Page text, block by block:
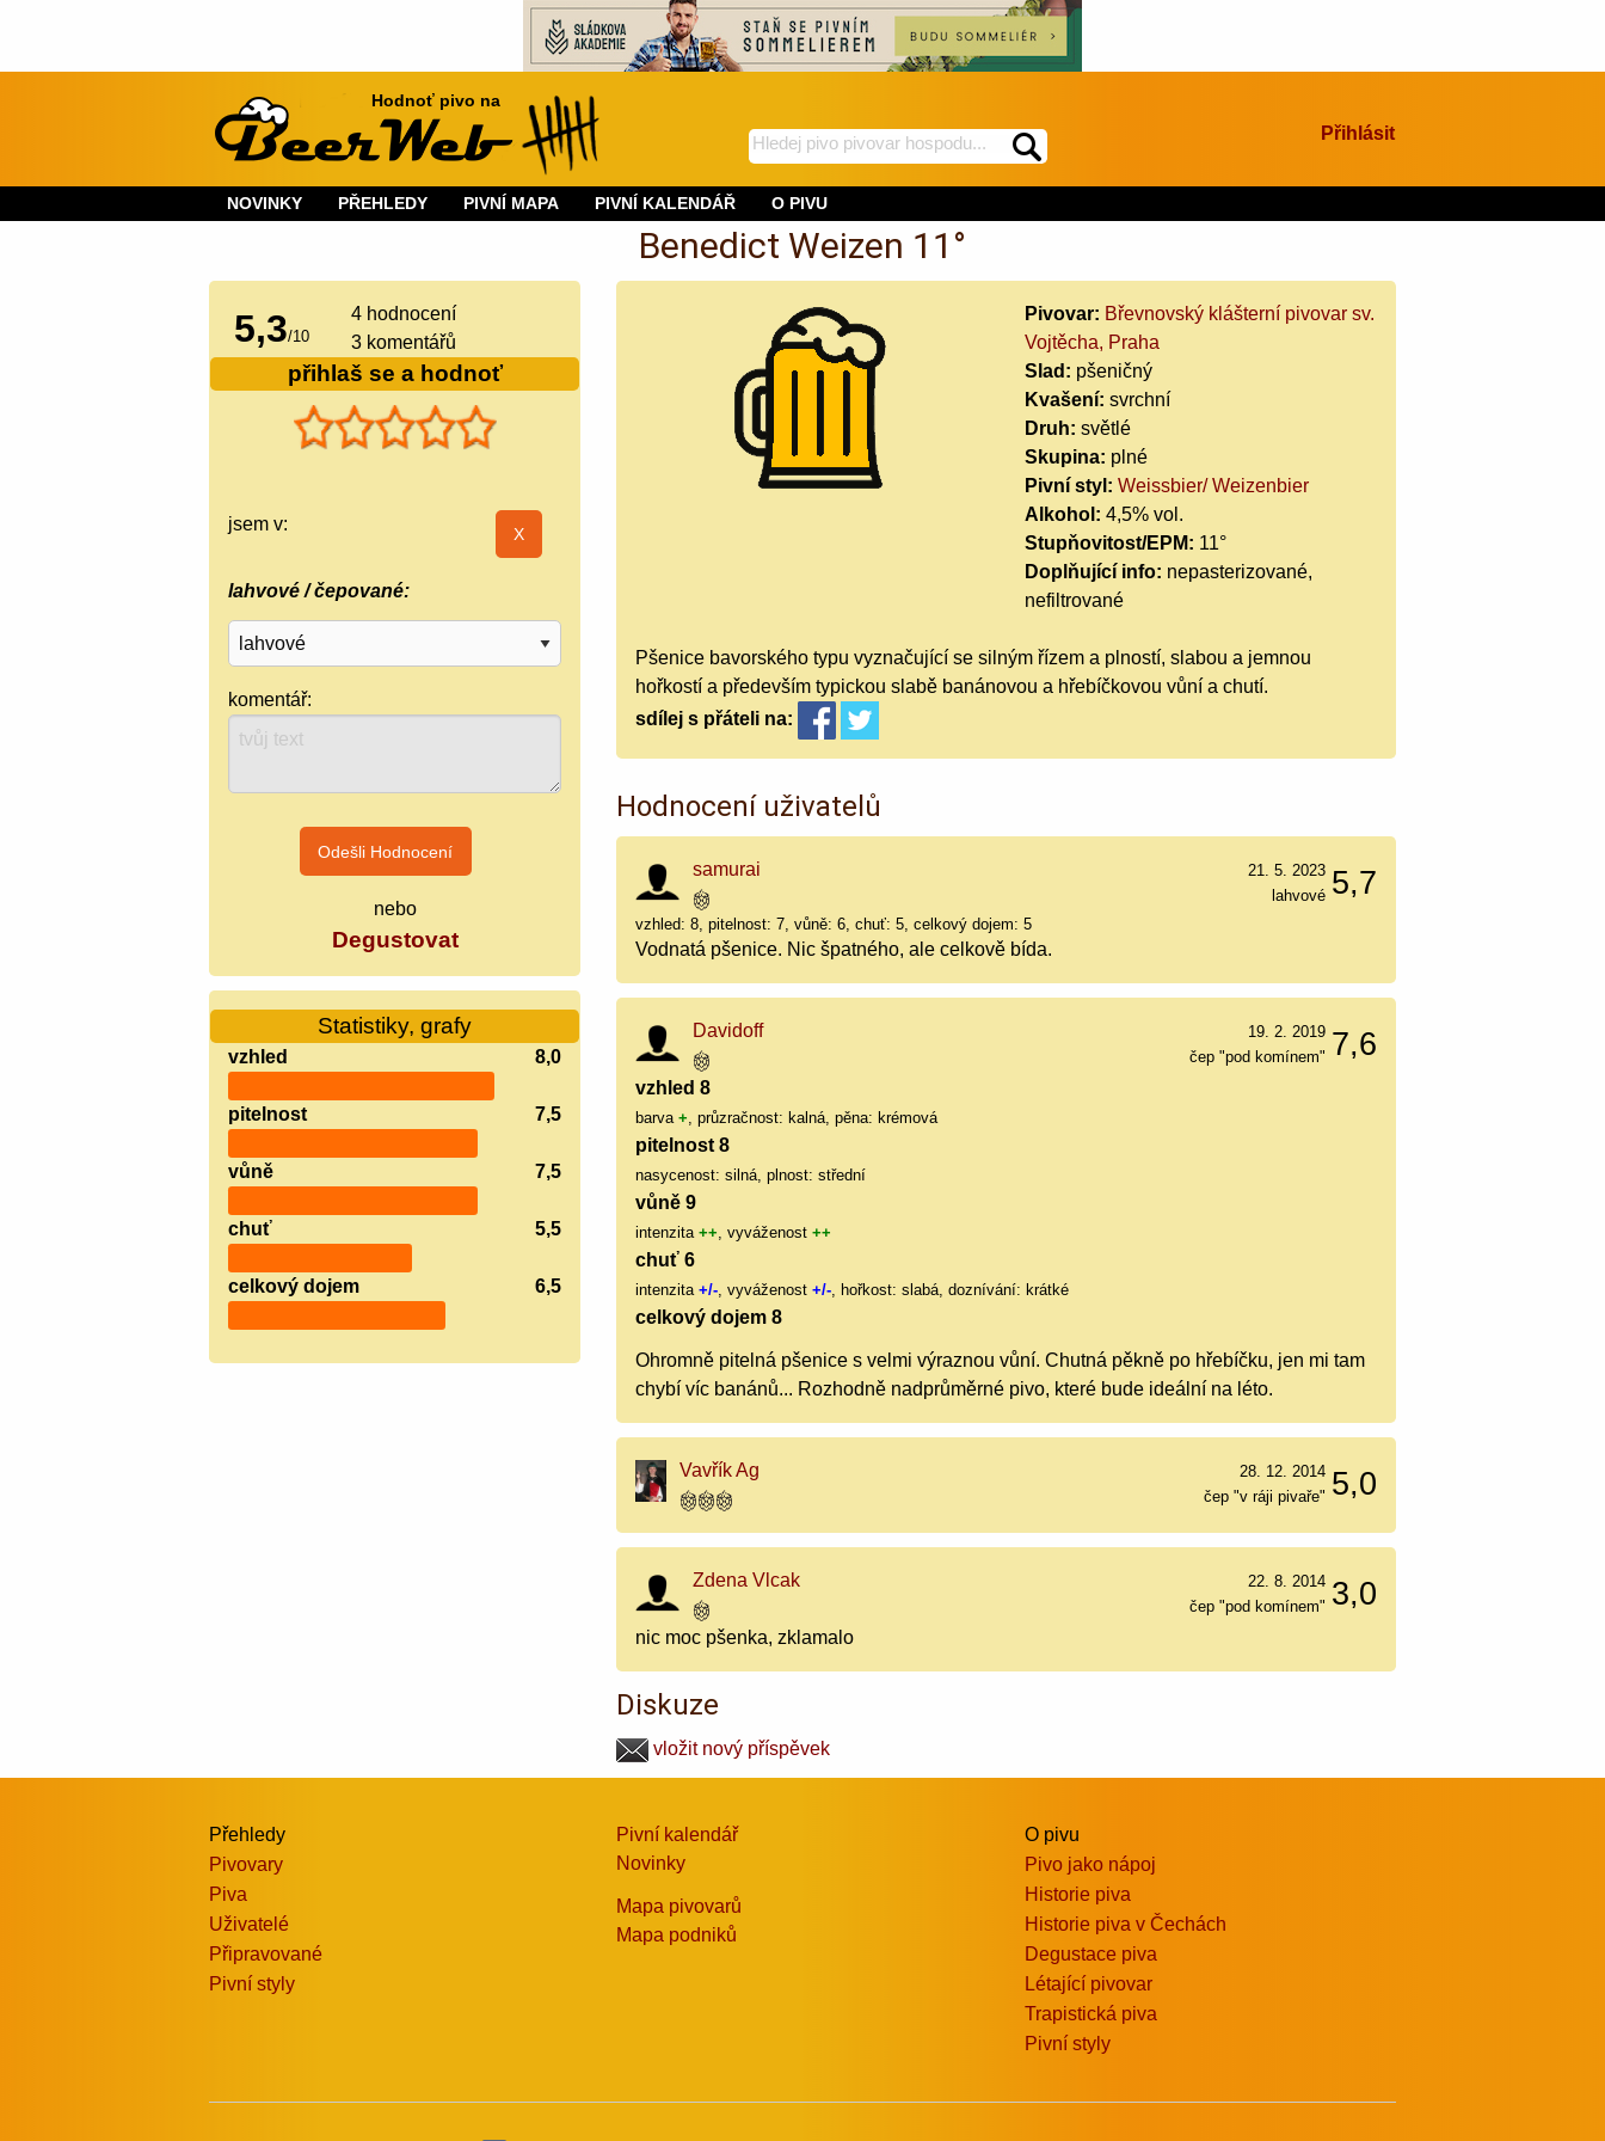
Hodnoť pivo na
hledej
BeerWeb
spustí
Přihlásit
NOVINKY PŘEHLEDY PIVNÍ MAPA PIVNÍ KALENDÁŘ O PIVU
Benedict Weizen 11°
5,3/10
4 hodnocení
3 komentářů
přihlaš se a hodnoť
jsem v:
lahvové / čepované:
komentář:
nebo
Degustovat
Statistiky, grafy
vzhled 8,0
pitelnost 7,5
vůně 7,5
chuť 5,5
celkový dojem 6,5
Pivovar: Břevnovský klášterní pivovar sv.
Vojtěcha, Praha
Slad: pšeničný
Kvašení: svrchní
Druh: světlé
Skupina: plné
Pivní styl: Weissbier/ Weizenbier
Alkohol: 4,5% vol.
Stupňovitost/EPM: 11°
Doplňující info: nepasterizované,
nefiltrované
Pšenice bavorského typu vyznačující se silným řízem a plností, slabou a jemnou
hořkostí a především typickou slabě banánovou a hřebíčkovou vůní a chutí.
sdílej s přáteli na:
Hodnocení uživatelů
samurai 5,7
21. 5. 2023
lahvové
vzhled: 8, pitelnost: 7, vůně: 6, chuť: 5, celkový dojem: 5
Vodnatá pšenice. Nic špatného, ale celkově bída.
Davidoff 7,6
19. 2. 2019
čep "pod komínem"
vzhled 8
barva+ , průzračnost: kalná, pěna: krémová
pitelnost 8
nasycenost: silná, plnost: střední
vůně 9
intenzita++ , vyváženost++
chuť 6
intenzita+/- , vyváženost+/- , hořkost: slabá, doznívání: krátké
celkový dojem 8
Ohromně pitelná pšenice s velmi výraznou vůní. Chutná pěkně po hřebíčku, jen mi tam
chybí víc banánů... Rozhodně nadprůměrné pivo, které bude ideální na léto.
Vavřík Ag 5,0
28. 12. 2014
čep "v ráji pivaře"
Zdena Vlcak 3,0
22. 8. 2014
čep "pod komínem"
nic moc pšenka, zklamalo
Diskuze
vložit nový příspěvek
Přehledy
Pivovary
Piva
Uživatelé
Připravované
Pivní styly
Pivní kalendář
Novinky
Mapa pivovarů
Mapa podniků
O pivu
Pivo jako nápoj
Historie piva
Historie piva v Čechách
Degustace piva
Létající pivovar
Trapistická piva
Pivní styly